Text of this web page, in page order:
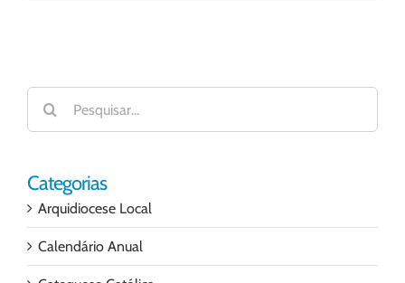
Buscar
resultados
para:
Categorias
Arquidiocese Local
Calendário Anual